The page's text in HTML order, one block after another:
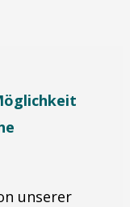
unserer